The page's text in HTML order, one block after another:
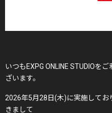
いつもEXPG ONLINE STUDIOを
ざいます。
2026年5月28日(木)に実施してお
きまして